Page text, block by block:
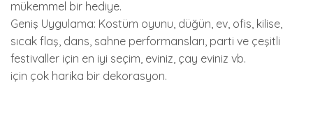
mükemmel bir hediye.
Geniş Uygulama: Kostüm oyunu, düğün, ev, ofis, kilise,
sıcak flaş, dans, sahne performansları, parti ve çeşitli
festivaller için en iyi seçim, eviniz, çay eviniz vb.
için çok harika bir dekorasyon.